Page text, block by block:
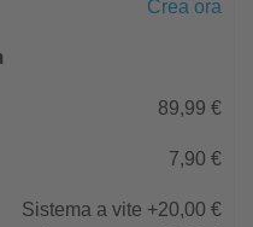
Crea ora
89,99 €
7,90 €
Sistema a vite +20,00 €